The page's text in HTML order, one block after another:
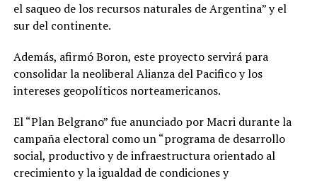
el saqueo de los recursos naturales de Argentina” y el
sur del continente.
Además, afirmó Boron, este proyecto servirá para
consolidar la neoliberal Alianza del Pacifico y los
intereses geopolíticos norteamericanos.
El “Plan Belgrano” fue anunciado por Macri durante la
campaña electoral como un “programa de desarrollo
social, productivo y de infraestructura orientado al
crecimiento y la igualdad de condiciones y